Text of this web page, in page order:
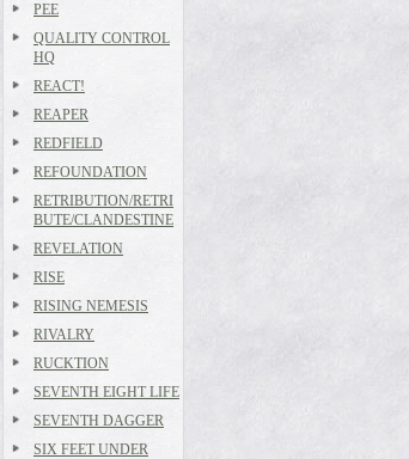
PEE
QUALITY CONTROL
HQ
REACT!
REAPER
REDFIELD
REFOUNDATION
RETRIBUTION/RETRI
BUTE/CLANDESTINE
REVELATION
RISE
RISING NEMESIS
RIVALRY
RUCKTION
SEVENTH EIGHT LIFE
SEVENTH DAGGER
SIX FEET UNDER